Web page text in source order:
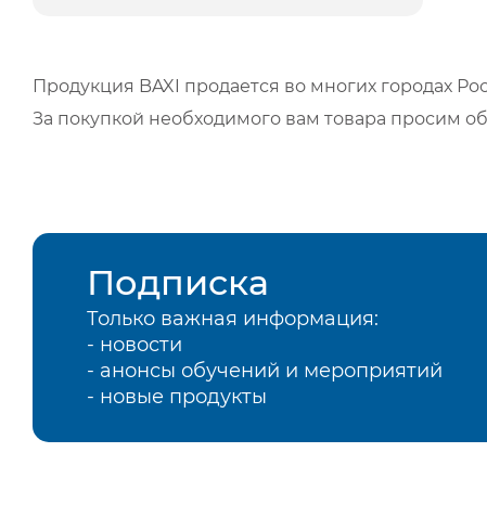
Продукция BAXI продается во многих городах
За покупкой необходимого вам товара просим
Подписка
Только важная информация:
- новости
- анонсы обучений и мероприятий
- новые продукты